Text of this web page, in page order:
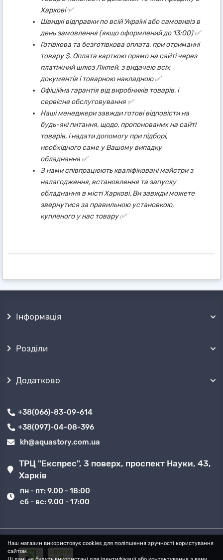
Харкові ✅
Швидкі відправки по всій Україні або самовивіз в
день замовлення (якщо оформлений до 13:00) ✅
Готівкова та безготівкова оплата, при отриманні
товару $. Оплата карткою прямо на сайті через
платіжний шлюз Лікпей, з видачею всіх
документів і товарною накладною ✅
Офіційна гарантія від виробників товарів, і
сервісне обслуговування ✅
Наші менеджери завжди готові відповісти на
будь-які питання, щодо, пропонованих на сайті
товарів, і надати допомогу при підборі,
необхідного саме у Вашому випадку
обладнання ✅
З нами співпрацюють кваліфіковані майстри з
налагодження, встановлення та запуску
обладнання в місті Харкові. Ви завжди можете
звернутися за правильною установкою,
купленого у нас товару ✅
Наш магазин використовує cookies для поліпшення зручності користування
сайтом.
Інформація
Розділи
Додатково
+38(066)-83-09-614
+38(097)-04-08-396
kh@aquastory.com.ua
ТРЦ "Експрес", 3 поверх, проспект Науки, 43,
Харків
пн - пт: 9.00 - 18:00
сб - вс: 9.00 - 17:00